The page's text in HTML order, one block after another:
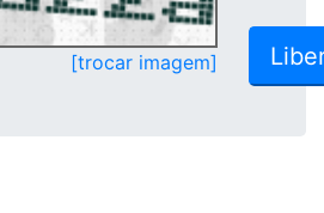
[trocar imagem]